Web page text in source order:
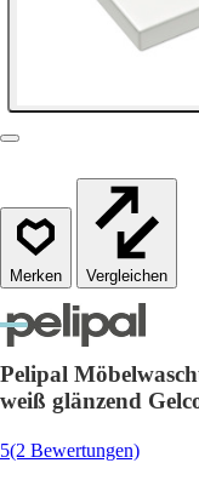
Vergleichen
Pelipal
weiß glänzend
5(2 Bewertungen)